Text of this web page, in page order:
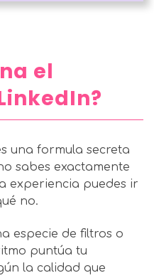
el
una formula secreta
sabes exactamente
experiencia puedes ir
no.
especie de filtros o
puntúa tu
la calidad que